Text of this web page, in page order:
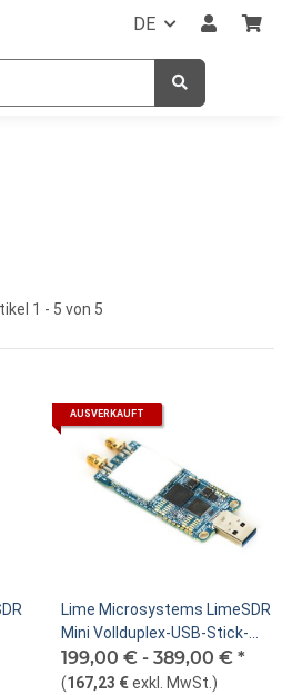
DE
1 - 5 von 5
AUSVERKAUFT
Lime Microsystems LimeSDR
Mini Vollduplex-USB-Stick-
Radio für Femtozellen
199,00 € - 389,00 € *
(167,23 €exkl. MwSt. )